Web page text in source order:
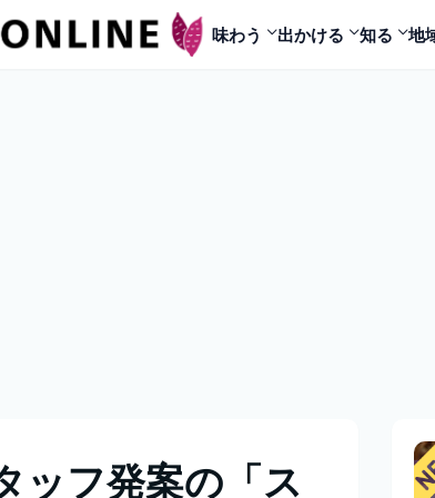
味わう 出かける 知る 地
ッフ発案の「ス